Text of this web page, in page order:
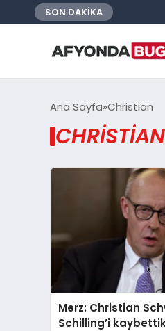
SON DAKİKA
Ana Sayfa Christian
Merz: Christian
Schilling’i